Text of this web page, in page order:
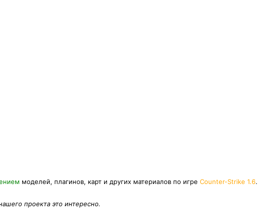
моделей, плагинов, карт и других материалов по игре Counter-Strike 1.6
проекта это интересно.